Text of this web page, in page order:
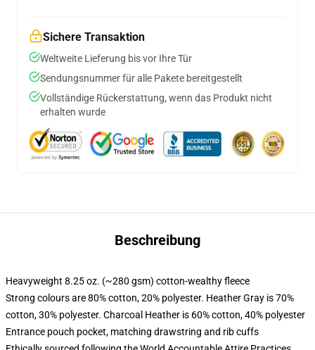
Sichere Transaktion
Weltweite Lieferung bis vor Ihre Tür
Sendungsnummer für alle Pakete bereitgestellt
Vollständige Rückerstattung, wenn das Produkt nicht
erhalten wurde
Beschreibung
Heavyweight 8.25 oz. (~280 gsm) cotton-wealthy fleece
Strong colours are 80% cotton, 20% polyester. Heather Gray is 70%
cotton, 30% polyester. Charcoal Heather is 60% cotton, 40% polyester
Entrance pouch pocket, matching drawstring and rib cuffs